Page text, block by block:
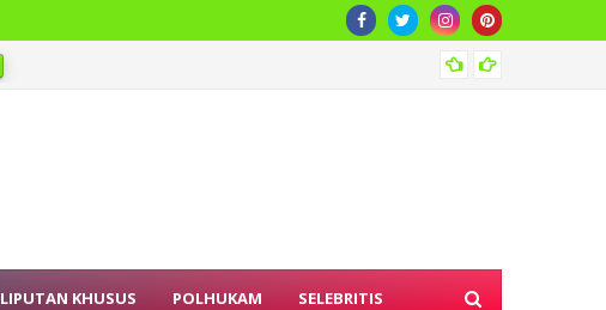
LIPUTAN KHUSUS POLHUKAM SELEBRITIS